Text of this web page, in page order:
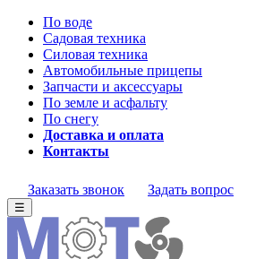
По воде
Садовая техника
Силовая техника
Автомобильные прицепы
Запчасти и аксессуары
По земле и асфальту
По снегу
Доставка и оплата
Контакты
Заказать звонок Задать вопрос
☰